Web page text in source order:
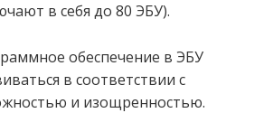
в себя до 80 ЭБУ).
обеспечение в ЭБУ
в соответствии с
и изощренностью.